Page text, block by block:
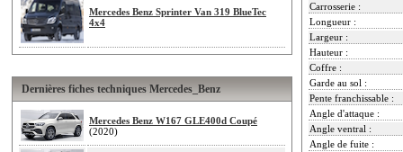
Mercedes Benz Sprinter Van 319 BlueTec
4x4
Dernières fiches techniques Mercedes_Benz
Mercedes Benz W167 GLE400d Coupé
(2020)
Carrosserie :
Longueur :
Largeur :
Hauteur :
Coffre :
Garde au sol :
Pente franchissable :
Angle d'attaque :
Angle ventral :
Angle de fuite :